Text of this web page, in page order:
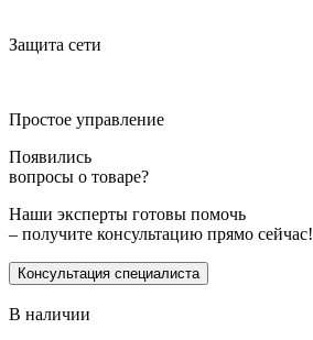
Защита сети
Простое управление
Появились
вопросы о товаре?
Наши эксперты готовы помочь
– получите консультацию прямо сейчас!
Консультация специалиста
В наличии